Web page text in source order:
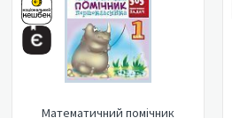
Математичний помічник